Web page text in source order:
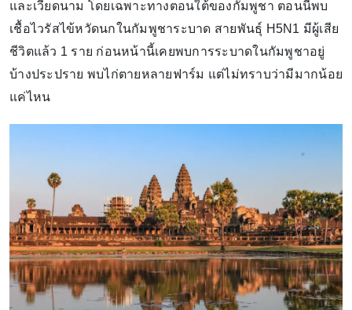
และเวียดนาม โดยเฉพาะทางตอนใต้ของกัมพูชา ตอนนี้พบ
เชื้อไวรัสไข้หวัดนกในกัมพูชาระบาด สายพันธุ์ H5N1 มีผู้เสีย
ชีวิตแล้ว 1 ราย ก่อนหน้านี้เคยพบการระบาดในกัมพูชาอยู่
บ้างประปราย พบไก่ตายหลายฟาร์ม แต่ไม่ทราบว่ามีมากน้อย
แค่ไหน